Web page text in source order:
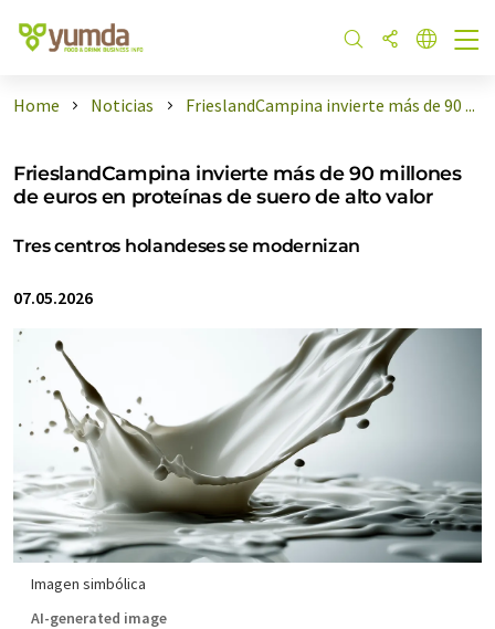
Home Noticias FrieslandCampina invierte más de 90 ...
FrieslandCampina invierte más de 90 millones
de euros en proteínas de suero de alto valor
Tres centros holandeses se modernizan
07.05.2026
Imagen simbólica
AI-generated image